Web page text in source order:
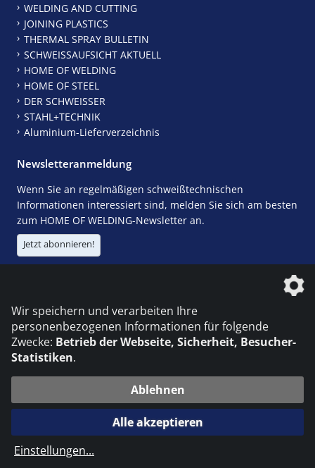
WELDING AND CUTTING
JOINING PLASTICS
THERMAL SPRAY BULLETIN
SCHWEISSAUFSICHT AKTUELL
HOME OF WELDING
HOME OF STEEL
DER SCHWEISSER
STAHL+TECHNIK
Aluminium-Lieferverzeichnis
Newsletteranmeldung
Wenn Sie an regelmäßigen schweißtechnischen
Informationen interessiert sind, melden Sie sich am besten
zum HOME OF WELDING-Newsletter an.
Jetzt abonnieren!
© 2026 DVS Media GmbH
Datenschutzeinstellungen
die profilschmiede - Internetagentur
Wir speichern und verarbeiten Ihre
personenbezogenen Informationen für folgende
Zwecke: Betrieb der Webseite, Sicherheit, Besucher-
Statistiken.
Ablehnen
Alle akzeptieren
Einstellungen...